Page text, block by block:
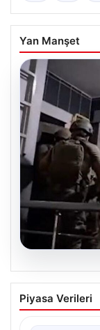
Yan Manşet
Ortaya
Piyasa Verileri